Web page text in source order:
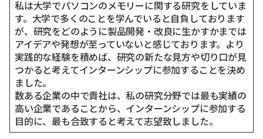
私は大学でパソコンのメモリーに関する研究をしていま
す。大学で多くのことを学んでいると自負しております
が、研究をどのように製品開発・改良に生かすかまでは
アイデアや発想が至っていないと感じております。より
実践的な経験を積めば、研究の新たな見方や切り口が見
つかると考えてインターンシップに参加することを決め
ました。
数ある企業の中で貴社は、私の研究分野では最も実績の
高い企業であることから、インターンシップに参加する
目的に、最も合致すると考えて志望致しました。